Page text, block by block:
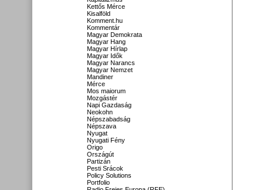
Kettős Mérce
Kisalföld
Komment.hu
Kommentár
Magyar Demokrata
Magyar Hang
Magyar Hírlap
Magyar Idők
Magyar Narancs
Magyar Nemzet
Mandiner
Mérce
Mos maiorum
Mozgástér
Napi Gazdaság
Neokohn
Népszabadság
Népszava
Nyugat
Nyugati Fény
Origo
Országút
Partizán
Pesti Srácok
Policy Solutions
Portfolio